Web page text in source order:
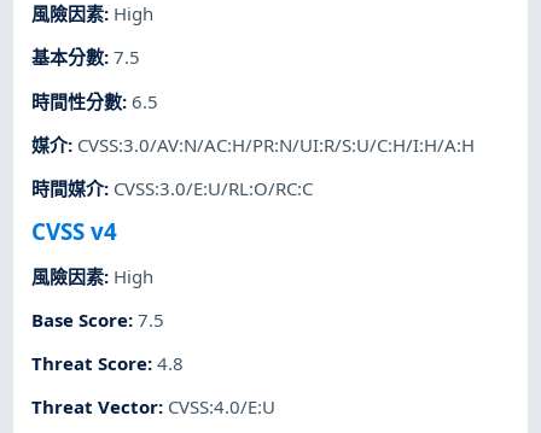
風險因素: High
基本分數:7.5
時間性分數:6.5
媒介: CVSS:3.0/AV:N/AC:H/PR:N/UI:R/S:U/C:H/I:H/A:H
時間媒介: CVSS:3.0/E:U/RL:O/RC:C
CVSS v4
風險因素: High
Base Score:7.5
Threat Score:4.8
Threat Vector: CVSS:4.0/E:U